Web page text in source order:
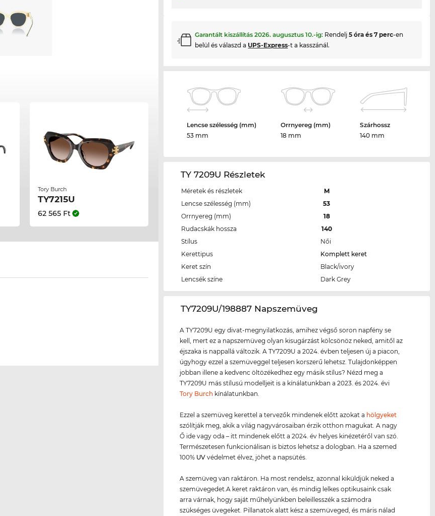
Tory Burch
TY7215U
62 565 Ft
Garantált kiszállítás2026. augusztus 10.-ig: Rendelj5 óra és 7 perc-en
belül és válaszd a UPS-Express-t a kasszánál.
Lencse szélesség (mm)
53 mm
Orrnyereg (mm)
18 mm
Szárhossz
140 mm
TY 7209U Részletek
Méretek és részletek
M
Lencse szélesség (mm)
53
Orrnyereg (mm)
18
Rudacskák hossza
140
Stílus
Női
Kerettipus
Komplett keret
Keret szín
Black/ivory
Lencsék színe
Dark Grey
‌TY7209U/198887 Napszemüveg
A TY7209U egy divat-megnyilatkozás, amihez végső soron napfény se
kell, mert ez a napszemüveg olyan kisugárzást kölcsönöz neked, amitől az
éjszaka is nappallá változik. A TY7209U a 2024. évben teljesen új a piacon,
úgyhogy ezzel a szemüveggel teljesen korszerű lehetsz. Tulajdonképpen
jobban illene a kedvenc öltözékedhez egy másik stílus? Nézd meg a
TY7209U más stílusú modelljeit is a kínálatunkban a 2023. és 2024. évi
Tory Burch kínálatunkban.
Ezzel a szemüveg kerettel a tervezők mindenek előtt azokat a hölgyeket
szólítják meg, akik a világ nagyvárosaiban érzik otthon magukat. A nagy
Ő ide vagy oda – itt mindenek előtt a 2024. év helyes kinézetéről van szó.
Természetesen funkcionálisan is biztos lehetsz a dologban. Ha a szemed
100% UV védelmet élvez, jöhet a napsütés.
A szemüveg van raktáron. Ha most rendelsz, azonnal kiküldjük neked a
szemüvegedet.A keret raktáron van, és mindig lelkes optikusaink csak
arra várnak, hogy saját műhelyünkben beleillesszék a számodra
szükséges üvegeket. Pillanatok alatt kész a szemüveged, és máris nálad